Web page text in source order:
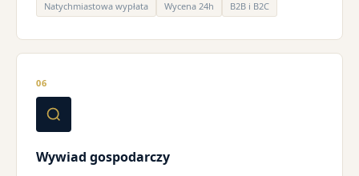
Natychmiastowa wypłata Wycena 24h B2B i B2C
06
Wywiad gospodarczy